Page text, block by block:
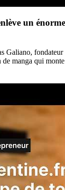
un
Galiano,
de manga qui